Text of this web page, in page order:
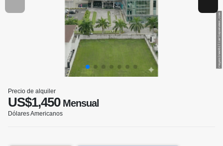
Precio de alquiler
US$1,450Mensual
Dólares Americanos